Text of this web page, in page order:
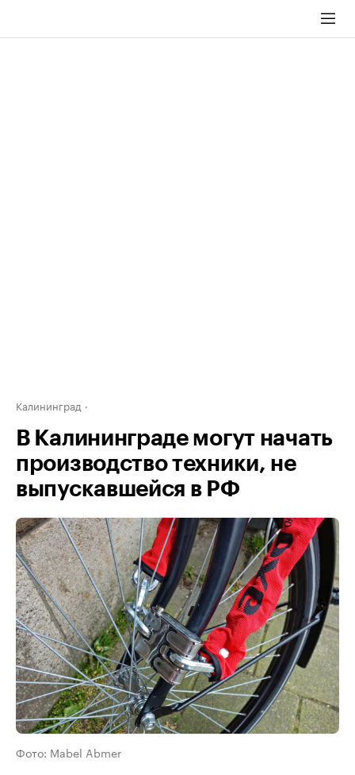
Калининград
В Калининграде могут начать
производство техники, не
выпускавшейся в РФ
Фото: Mabel Abmer